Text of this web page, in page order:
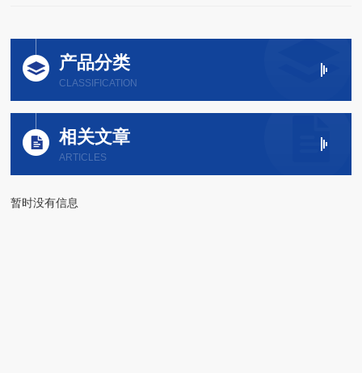
产品分类
CLASSIFICATION
相关文章
ARTICLES
暂时没有信息